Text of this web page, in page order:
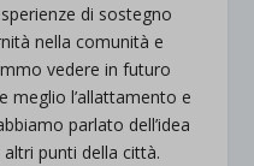
di sostegno
nella comunità e
vedere in futuro
meglio l’allattamento e
parlato dell’idea
punti della città.